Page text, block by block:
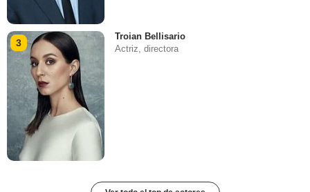
3
Troian Bellisario
Actriz, directora